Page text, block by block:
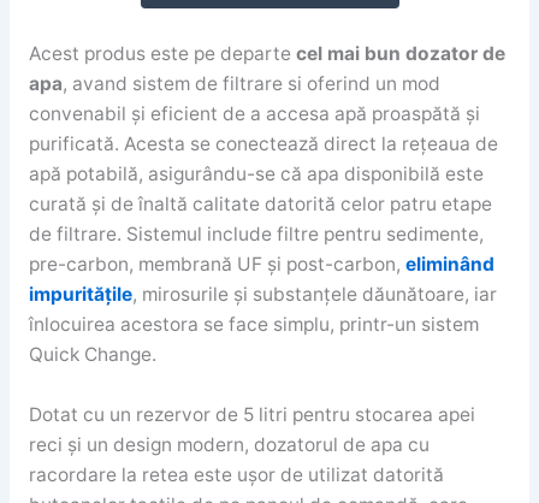
Acest produs este pe departe cel mai bun dozator de
apa, avand sistem de filtrare si oferind un mod
convenabil și eficient de a accesa apă proaspătă și
purificată. Acesta se conectează direct la rețeaua de
apă potabilă, asigurându-se că apa disponibilă este
curată și de înaltă calitate datorită celor patru etape
de filtrare. Sistemul include filtre pentru sedimente,
pre-carbon, membrană UF și post-carbon, eliminând
impuritățile, mirosurile și substanțele dăunătoare, iar
înlocuirea acestora se face simplu, printr-un sistem
Quick Change.
Dotat cu un rezervor de 5 litri pentru stocarea apei
reci și un design modern, dozatorul de apa cu
racordare la retea este ușor de utilizat datorită